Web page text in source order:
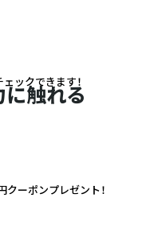
触れる
ックできます！
ーポンプレゼント！